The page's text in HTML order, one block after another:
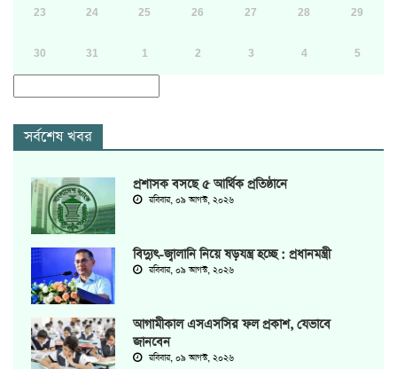
23 24 25 26 27 28 29
30 31 1 2 3 4 5
সর্বশেষ খবর
প্রশাসক বসছে ৫ আর্থিক প্রতিষ্ঠানে
রবিবার, ০৯ আগস্ট, ২০২৬
বিদ্যুৎ-জ্বালানি নিয়ে ষড়যন্ত্র হচ্ছে : প্রধানমন্ত্রী
রবিবার, ০৯ আগস্ট, ২০২৬
আগামীকাল এসএসসির ফল প্রকাশ, যেভাবে
জানবেন
রবিবার, ০৯ আগস্ট, ২০২৬